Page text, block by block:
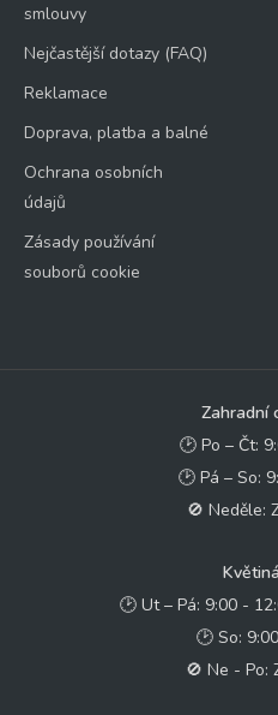
smlouvy
Nejčastější dotazy (FAQ)
Reklamace
Doprava, platba a balné
Ochrana osobních
údajů
Zásady používání
souborů cookie
Zahradní
🕑 Po – Čt:
🕑 Pá – So:
🚫 Neděle:
🕑 Ut – Pá: 9:00 -
🕑 So:
🚫 Ne - Po: